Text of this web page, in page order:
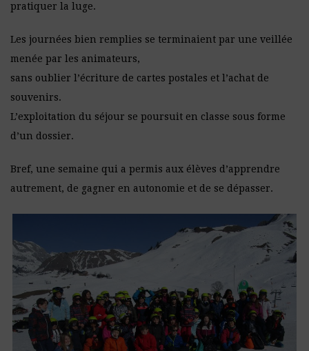
pratiquer la luge.
Les journées bien remplies se terminaient par une veillée
menée par les animateurs,
sans oublier l’écriture de cartes postales et l’achat de
souvenirs.
L’exploitation du séjour se poursuit en classe sous forme
d’un dossier.
Bref, une semaine qui a permis aux élèves d’apprendre
autrement, de gagner en autonomie et de se dépasser.